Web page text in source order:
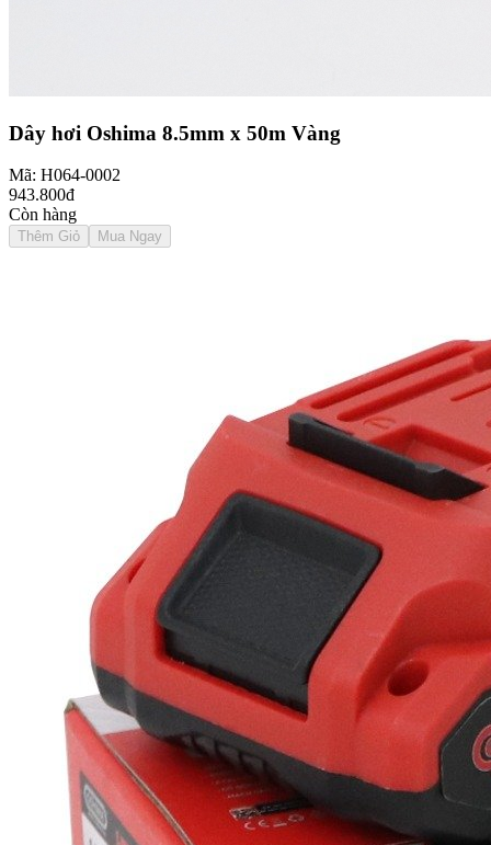
Dây hơi Oshima 8.5mm x 50m Vàng
Mã: H064-0002
943.800đ
Còn hàng
Thêm Giỏ Mua Ngay